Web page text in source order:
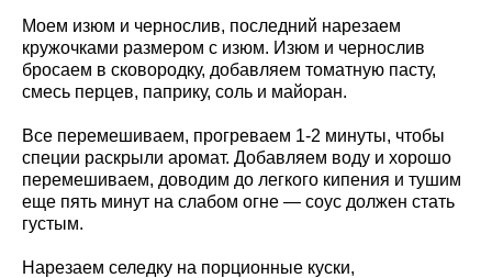
Моем изюм и чернослив, последний нарезаем
кружочками размером с изюм. Изюм и чернослив
бросаем в сковородку, добавляем томатную пасту,
смесь перцев, паприку, соль и майоран.
Все перемешиваем, прогреваем 1-2 минуты, чтобы
специи раскрыли аромат. Добавляем воду и хорошо
перемешиваем, доводим до легкого кипения и тушим
еще пять минут на слабом огне — соус должен стать
густым.
Нарезаем селедку на порционные куски,